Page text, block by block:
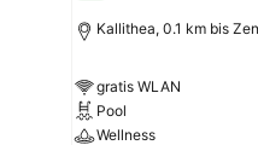
Kallithea, 0.1 km bis
gratis WLAN
Pool
Wellness